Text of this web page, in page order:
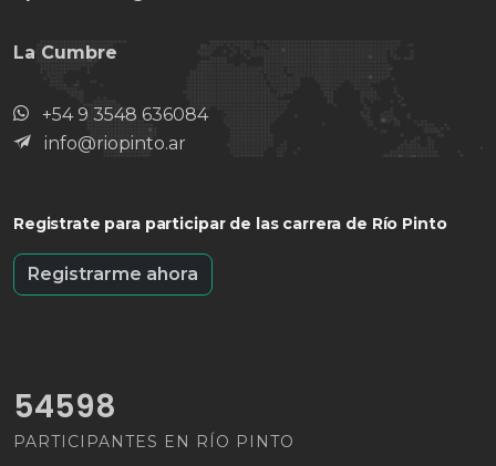
La Cumbre
+54 9 3548 636084
info@riopinto.ar
Registrate para participar de las carrera de Río Pinto
Registrarme ahora
56249
PARTICIPANTES EN RÍO PINTO